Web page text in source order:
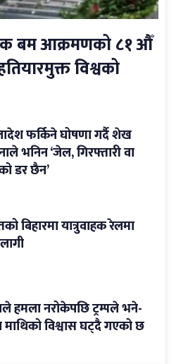
बम आक्रमणको ८१ औँ
विश्वको
फर्किने घोषणा गर्दै शेख
भनिन ‘जेल, गिरफ्तारी वा
डर छैन’
बिहारमा यात्रुवाहक रेलमा
हमला नरोकेपछि ट्रम्पले भने-
माथिको विश्वास घट्दै गएको छ